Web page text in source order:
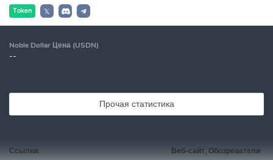
Token 𝕏
Noble Dollar Цена (USDN)
--
Прочая статистика
Ссылки: Веб-сайт, Обозреватели